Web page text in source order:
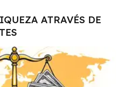
ATRAVÉS DE